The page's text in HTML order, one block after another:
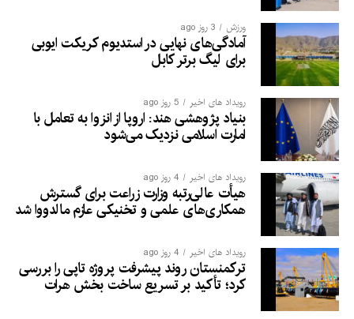
ورزش 3 روز ago
آمادگی‌های نهایی در استدیوم کریکت ایوبی
برای لیگ برتر کابل
رویداد های اخیر 5 روز ago
بنیاد پژوهشی هند: اروپا از انزوا به تعامل با
امارت اسلامی نزدیک می‌شود
رویداد های اخیر 4 روز ago
هیأت عالی‌رتبه وزارت زراعت برای گسترش
همکاری‌های علمی و تخنیکی عازم مالدووا شد
رویداد های اخیر 4 روز ago
ترکمنستان روند پیشرفت پروژه تاپی را بررسی
کرد؛ تأکید بر تسریع ساخت بخش هرات